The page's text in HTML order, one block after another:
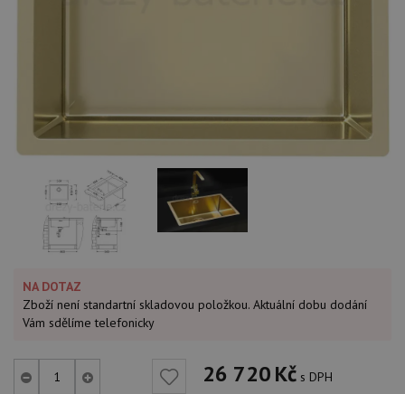
NA DOTAZ
Zboží není standartní skladovou položkou. Aktuální dobu dodání
Vám sdělíme telefonicky
26 720Kč s DPH